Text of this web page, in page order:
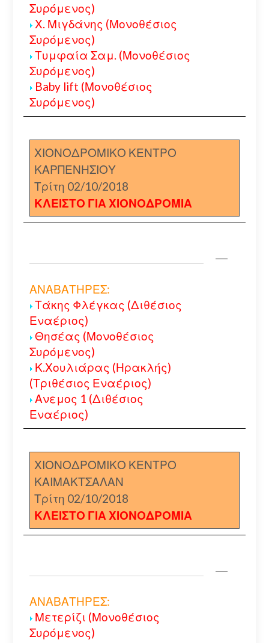
Συρόμενος)
Χ. Μιγδάνης (Μονοθέσιος
Συρόμενος)
Τυμφαία Σαμ. (Μονοθέσιος
Συρόμενος)
Baby lift (Μονοθέσιος
Συρόμενος)
ΧΙΟΝΟΔΡΟΜΙΚΟ ΚΕΝΤΡΟ
ΚΑΡΠΕΝΗΣΙΟΥ
Τρίτη 02/10/2018
ΚΛΕΙΣΤΟ ΓΙΑ ΧΙΟΝΟΔΡΟΜΙΑ
ΑΝΑΒΑΤΗΡΕΣ:
Τάκης Φλέγκας (Διθέσιος
Εναέριος)
Θησέας (Μονοθέσιος
Συρόμενος)
Κ.Χουλιάρας (Ηρακλής)
(Τριθέσιος Εναέριος)
Ανεμος 1 (Διθέσιος
Εναέριος)
ΧΙΟΝΟΔΡΟΜΙΚΟ ΚΕΝΤΡΟ
ΚΑΙΜΑΚΤΣΑΛΑΝ
Τρίτη 02/10/2018
ΚΛΕΙΣΤΟ ΓΙΑ ΧΙΟΝΟΔΡΟΜΙΑ
ΑΝΑΒΑΤΗΡΕΣ:
Μετερίζι (Μονοθέσιος
Συρόμενος)